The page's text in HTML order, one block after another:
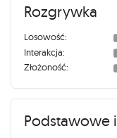
Rozgrywka
Losowość:
Interakcja:
Złożoność:
Podstawowe